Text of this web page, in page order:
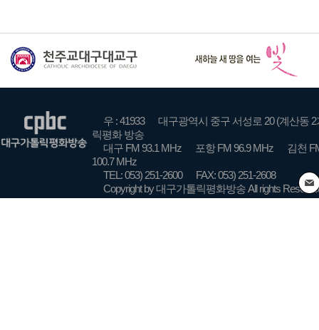
우 : 41933
대구광역시 중구 서성로 20 (계산동 2
릭평화 방송
대구 FM 93.1 MHz
포항 FM 96.9 MHz
김천
100.7 MHz
TEL: 053) 251-2600
FAX: 053) 251-2608
Copyright by 대구가톨릭평화방송 All rights